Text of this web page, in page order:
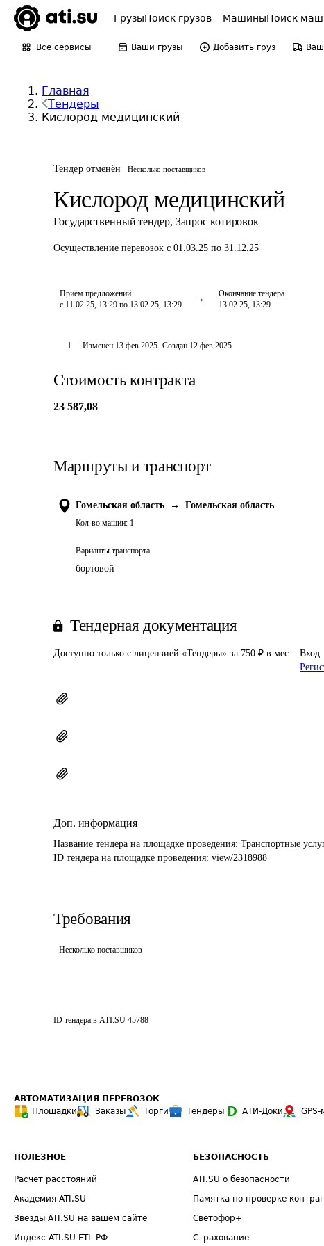
ГрузыПоиск грузов МашиныПоиск
Все сервисы Ваши грузы Добавить груз
Главная
Тендеры
Кислород медицинский
Тендер отменён Несколько поставщиков
Кислород медицинский
Государственный тендер, Запрос котировок
Осуществление перевозок с 01.03.25 по 31.12.25
Приём предложений
с 11.02.25, 13:29 по 13.02.25, 13:29
Окончание тендера
13.02.25, 13:29
1 Изменён 13 фев 2025. Создан 12 фев 2025
Стоимость контракта
23 587,08
Маршруты и транспорт
Гомельская область → Гомельская область
Кол-во машин: 1
Варианты транспорта
бортовой
Тендерная документация
Доступно только с лицензией «Тендеры» за 750 ₽ в мес
Вход
Доп. информация
Название тендера на площадке проведения: Транспортные
ID тендера на площадке проведения: view/2318988
Требования
Несколько поставщиков
ID тендера в ATI.SU 45788
АВТОМАТИЗАЦИЯ ПЕРЕВОЗОК
Площадки
Заказы Торги Тендеры АТИ-Доки
ПОЛЕЗНОЕ
Расчет расстояний
Академия ATI.SU
Звезды ATI.SU на вашем сайте
Индекс ATI.SU FTL РФ
БЕЗОПАСНОСТЬ
ATI.SU о безопасности
Памятка по проверке
Светофор+
Страхование